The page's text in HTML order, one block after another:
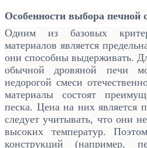
Особенности выбора печной
Одним из базовых
материалов является
они способны выдерживать.
обычной дровяной печи
недорогой смеси
материалы состоят
песка. Цена на них является
следует учитывать, что они
высоких температур.
конструкций (например,